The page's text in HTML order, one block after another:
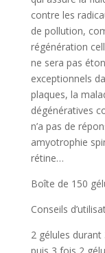
contre les
de pollution,
régénération
ne sera pas
exceptionnels
plaques, la
dégénératives
n’a pas de
amyotrophie
rétine…
Boîte de 150
Conseils
2 gélules